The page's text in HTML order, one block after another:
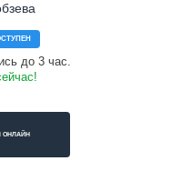
до 3 час.
ОНЛАЙН